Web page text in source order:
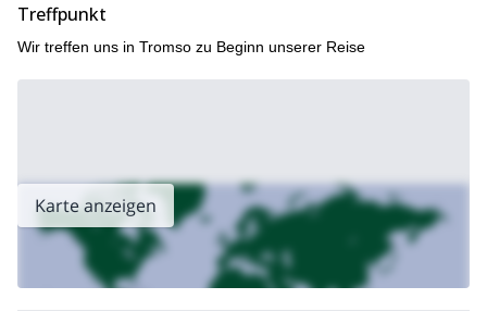
Treffpunkt
Wir treffen uns in Tromso zu Beginn unserer Reise
Karte anzeigen